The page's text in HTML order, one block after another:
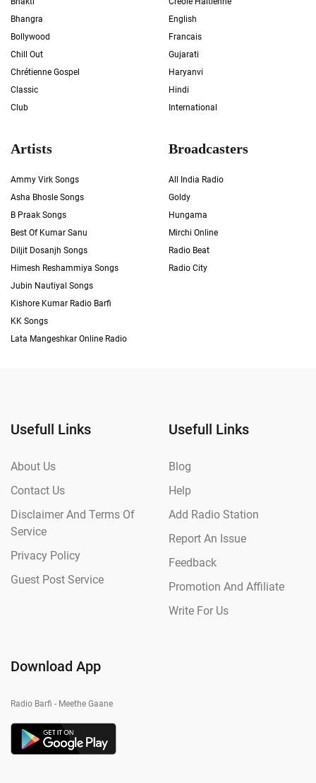
Bhangra
Bollywood
Chill Out
Chrétienne Gospel
Classic
Club
English
Francais
Gujarati
Haryanvi
Hindi
International
Artists
Ammy Virk Songs
Asha Bhosle Songs
B Praak Songs
Best Of Kumar Sanu
Diljit Dosanjh Songs
Himesh Reshammiya Songs
Jubin Nautiyal Songs
Kishore Kumar Radio Barfi
KK Songs
Lata Mangeshkar Online Radio
Broadcasters
All India Radio
Goldy
Hungama
Mirchi Online
Radio Beat
Radio City
Usefull Links
About Us
Contact Us
Disclaimer And Terms Of
Service
Privacy Policy
Guest Post Service
Usefull Links
Blog
Help
Add Radio Station
Report An Issue
Feedback
Promotion And Affiliate
Write For Us
Download App
Radio Barfi - Meethe Gaane